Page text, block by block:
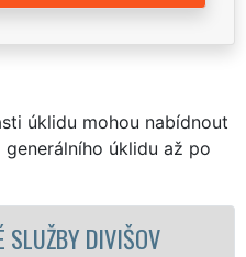
úklidu mohou nabídnout
úklidu až po